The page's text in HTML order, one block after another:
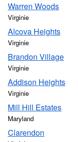
Warren Woods
Virginie
Alcova Heights
Virginie
Brandon Village
Virginie
Addison Heights
Virginie
Mill Hill Estates
Maryland
Clarendon